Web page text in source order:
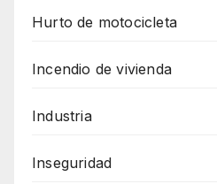
Hurto de motocicleta
Incendio de vivienda
Industria
Inseguridad